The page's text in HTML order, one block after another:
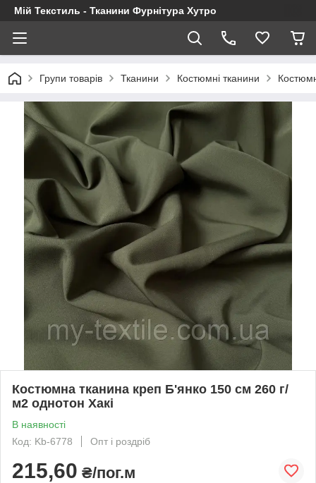
Мій Текстиль - Тканини Фурнітура Хутро
Групи товарів Тканини Костюмні тканини
Костюмна тканина креп Б'янко 150 см 260 г/
м2 однотон Хакі
В наявності
Код: Kb-6778
Опт і роздріб
215,60 ₴/пог.м